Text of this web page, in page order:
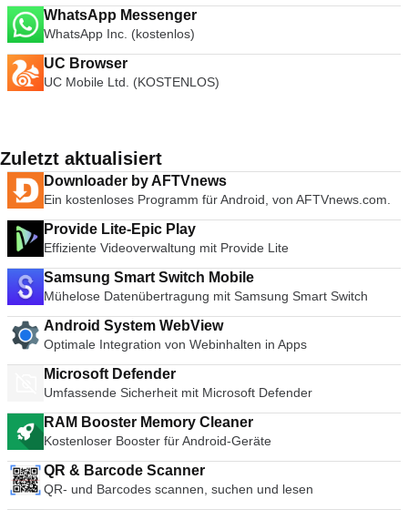
WhatsApp Messenger
WhatsApp Inc. (kostenlos)
UC Browser
UC Mobile Ltd. (KOSTENLOS)
Zuletzt aktualisiert
Downloader by AFTVnews
Ein kostenloses Programm für Android, von AFTVnews.com.
Provide Lite-Epic Play
Effiziente Videoverwaltung mit Provide Lite
Samsung Smart Switch Mobile
Mühelose Datenübertragung mit Samsung Smart Switch
Android System WebView
Optimale Integration von Webinhalten in Apps
Microsoft Defender
Umfassende Sicherheit mit Microsoft Defender
RAM Booster Memory Cleaner
Kostenloser Booster für Android-Geräte
QR & Barcode Scanner
QR- und Barcodes scannen, suchen und lesen